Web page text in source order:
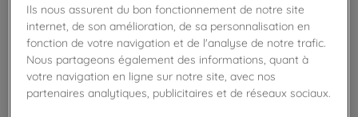
L'authentique nougat de Montélimar
VOIR LE PRODUIT
Ils nous assurent du bon fonctionnement de notre site
internet, de son amélioration, de sa personnalisation en
fonction de votre navigation et de l'analyse de notre trafic.
Nous partageons également des informations, quant à
votre navigation en ligne sur notre site, avec nos
partenaires analytiques, publicitaires et de réseaux sociaux.